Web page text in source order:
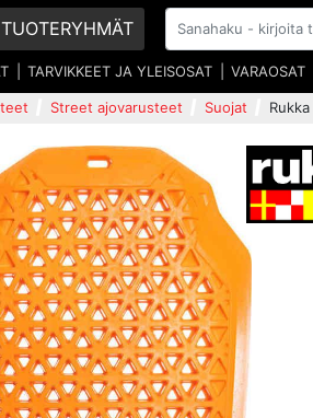
TUOTERYHMÄT
TARVIKKEET JA YLEISOSAT VARAOSAT
Street ajovarusteet Suojat